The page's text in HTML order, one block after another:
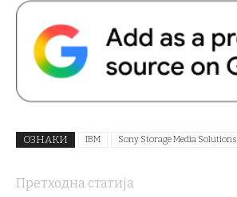
ОЗНАКИ IBM Sony Storage Media Solutions
Претходна статија